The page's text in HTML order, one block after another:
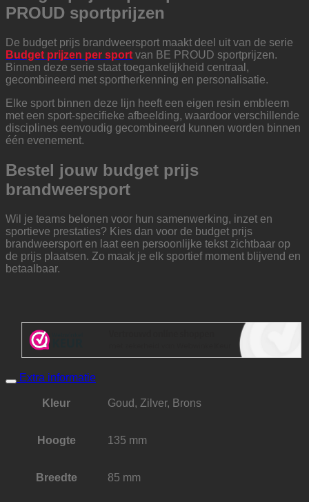
PROUD sportprijzen
De budget prijs brandweersport maakt deel uit van de serie
Budget prijzen per sport van BE PROUD sportprijzen.
Binnen deze serie staat toegankelijkheid centraal,
gecombineerd met sportherkenning en personalisatie.
Elke sport binnen deze lijn heeft een eigen resin embleem
met een sport-specifieke afbeelding, waardoor verschillende
disciplines eenvoudig gecombineerd kunnen worden binnen
één evenement.
Bestel jouw budget prijs
brandweersport
Wil je teams belonen voor hun samenwerking, inzet en
sportieve prestaties? Kies dan voor de budget prijs
brandweersport en laat een persoonlijke tekst zichtbaar op
de prijs plaatsen. Zo maak je elk sportief moment blijvend en
betaalbaar.
Extra informatie
Kleur Goud, Zilver, Brons
Hoogte 135 mm
Breedte 85 mm